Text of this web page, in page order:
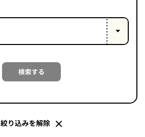
LIFE
LABEL
はい
検索する
絞り込みを解除